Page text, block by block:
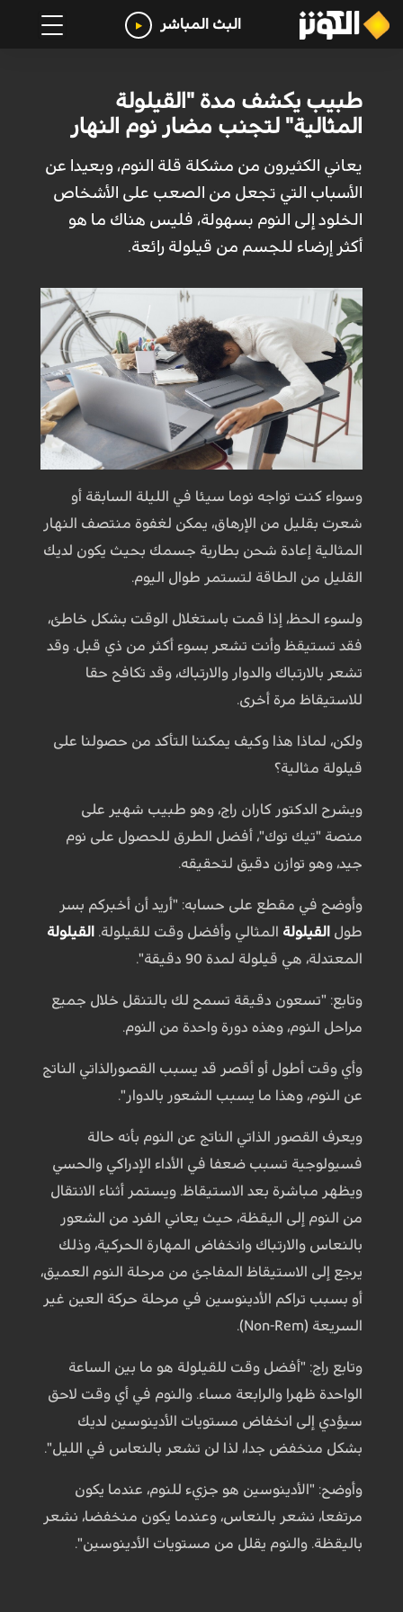
البث المباشر
طبيب يكشف مدة "القيلولة
المثالية" لتجنب مضار نوم النهار
يعاني الكثيرون من مشكلة قلة النوم، وبعيدا عن
الأسباب التي تجعل من الصعب على الأشخاص
الخلود إلى النوم بسهولة، فليس هناك ما هو
أكثر إرضاء للجسم من قيلولة رائعة.
وسواء كنت تواجه نوما سيئا في الليلة السابقة أو
شعرت بقليل من الإرهاق، يمكن لغفوة منتصف النهار
المثالية إعادة شحن بطارية جسمك بحيث يكون لديك
القليل من الطاقة لتستمر طوال اليوم.
ولسوء الحظ، إذا قمت باستغلال الوقت بشكل خاطئ،
فقد تستيقظ وأنت تشعر بسوء أكثر من ذي قبل. وقد
تشعر بالارتباك والدوار والارتباك، وقد تكافح حقا
للاستيقاظ مرة أخرى.
ولكن، لماذا هذا وكيف يمكننا التأكد من حصولنا على
قيلولة مثالية؟
ويشرح الدكتور كاران راج، وهو طبيب شهير على
منصة "تيك توك"، أفضل الطرق للحصول على نوم
جيد، وهو توازن دقيق لتحقيقه.
وأوضح في مقطع على حسابه: "أريد أن أخبركم بسر
طول القيلولة المثالي وأفضل وقت للقيلولة. القيلولة
المعتدلة، هي قيلولة لمدة 90 دقيقة".
وتابع: "تسعون دقيقة تسمح لك بالتنقل خلال جميع
مراحل النوم، وهذه دورة واحدة من النوم.
وأي وقت أطول أو أقصر قد يسبب القصورالذاتي الناتج
عن النوم، وهذا ما يسبب الشعور بالدوار".
ويعرف القصور الذاتي الناتج عن النوم بأنه حالة
فسيولوجية تسبب ضعفا في الأداء الإدراكي والحسي
ويظهر مباشرة بعد الاستيقاظ. ويستمر أثناء الانتقال
من النوم إلى اليقظة، حيث يعاني الفرد من الشعور
بالنعاس والارتباك وانخفاض المهارة الحركية، وذلك
يرجع إلى الاستيقاظ المفاجئ من مرحلة النوم العميق،
أو بسبب تراكم الأدينوسين في مرحلة حركة العين غير
السريعة (Non-Rem).
وتابع راج: "أفضل وقت للقيلولة هو ما بين الساعة
الواحدة ظهرا والرابعة مساء. والنوم في أي وقت لاحق
سيؤدي إلى انخفاض مستويات الأدينوسين لديك
بشكل منخفض جدا، لذا لن تشعر بالنعاس في الليل".
وأوضح: "الأدينوسين هو جزيء للنوم، عندما يكون
مرتفعا، نشعر بالنعاس، وعندما يكون منخفضا، نشعر
باليقظة. والنوم يقلل من مستويات الأدينوسين".